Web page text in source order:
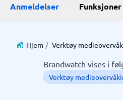
Anmeldelser Funksjoner
Hjem / Verktøy
Brandwatch vises i
Verktøy